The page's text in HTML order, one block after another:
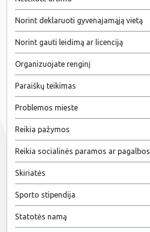
Norint deklaruoti gyvenajamąją vietą
Norint gauti leidimą ar licenciją
Organizuojate renginį
Paraiškų teikimas
Problemos mieste
Reikia pažymos
Reikia socialinės paramos ar pagalbos
Skiriatės
Sporto stipendija
Statotės namą